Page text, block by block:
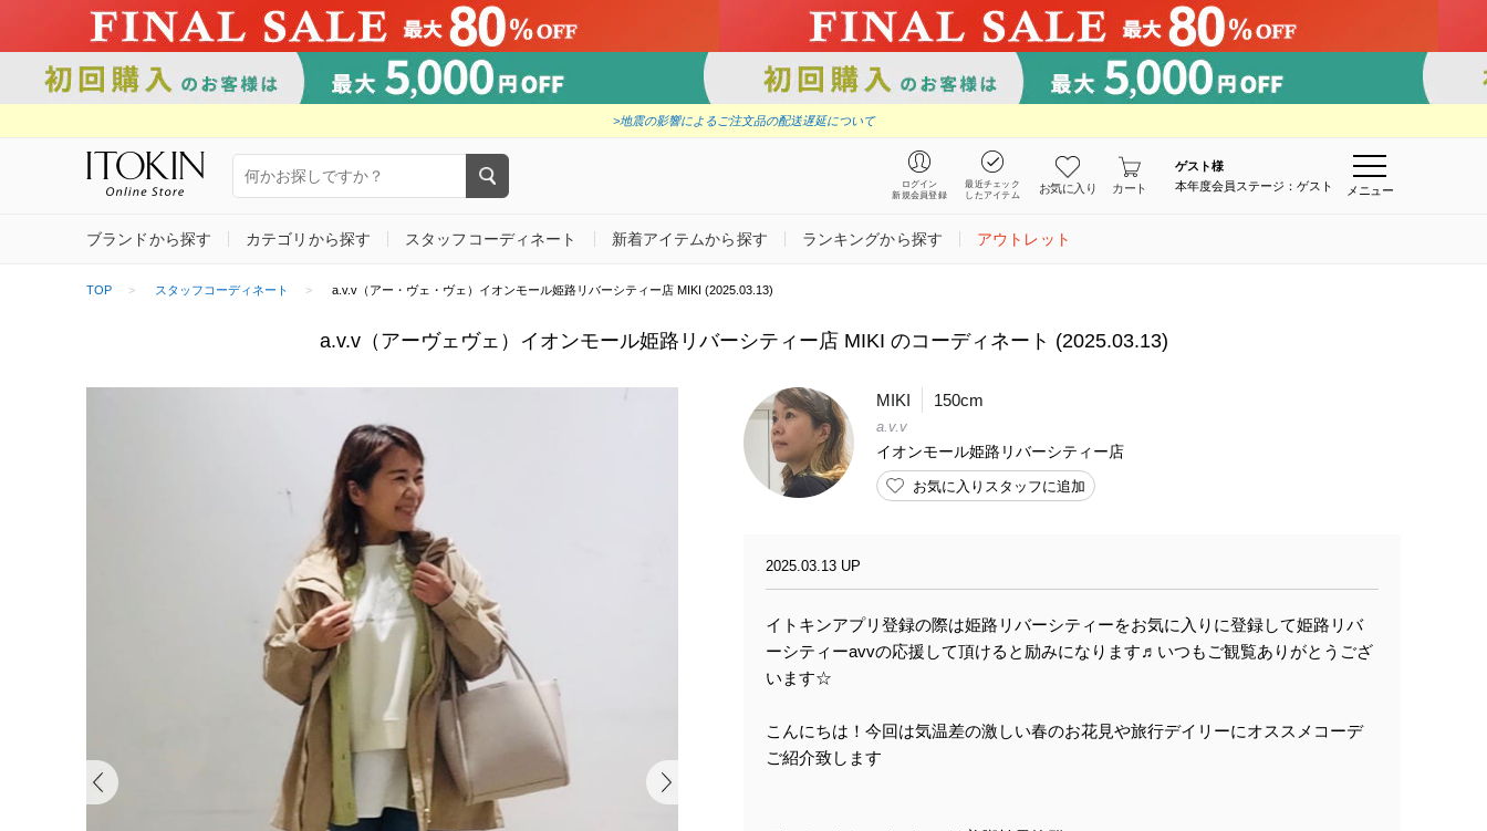
>地震の影響によるご注文品の配送遅延について
ログイン
新規会員登録
最近チェック
したアイテム
お気に入り カート
ゲスト様
本年度会員ステージ：ゲスト
メニュー
ブランドから探す カテゴリから探す スタッフコーディネート 新着アイテムから探す ランキングから探す アウトレット
TOP スタッフコーディネート a.v.v（アー・ヴェ・ヴェ）イオンモール姫路リバーシティー店 MIKI (2025.03.13)
a.v.v（アーヴェヴェ）イオンモール姫路リバーシティー店 MIKI のコーディネート (2025.03.13)
MIKI 150cm
a.v.v
イオンモール姫路リバーシティー店
お気に入りスタッフに追加
2025.03.13 UP
イトキンアプリ登録の際は姫路リバーシティーをお気に入りに登録して姫路リバ
ーシティーavvの応援して頂けると励みになります♬いつもご観覧ありがとうござ
います☆
こんにちは！今回は気温差の激しい春のお花見や旅行デイリーにオススメコーデ
ご紹介致します